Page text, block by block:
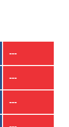
---
---
---